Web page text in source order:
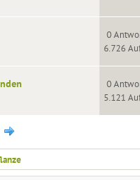
0
6.726
0
5.121